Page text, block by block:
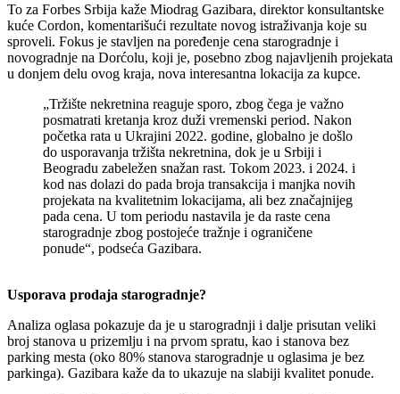
To za Forbes Srbija kaže Miodrag Gazibara, direktor konsultantske
kuće Cordon, komentarišući rezultate novog istraživanja koje su
sproveli. Fokus je stavljen na poređenje cena starogradnje i
novogradnje na Dorćolu, koji je, posebno zbog najavljenih projekata
u donjem delu ovog kraja, nova interesantna lokacija za kupce.
„Tržište nekretnina reaguje sporo, zbog čega je važno
posmatrati kretanja kroz duži vremenski period. Nakon
početka rata u Ukrajini 2022. godine, globalno je došlo
do usporavanja tržišta nekretnina, dok je u Srbiji i
Beogradu zabeležen snažan rast. Tokom 2023. i 2024. i
kod nas dolazi do pada broja transakcija i manjka novih
projekata na kvalitetnim lokacijama, ali bez značajnijeg
pada cena. U tom periodu nastavila je da raste cena
starogradnje zbog postojeće tražnje i ograničene
ponude“, podseća Gazibara.
Usporava prodaja starogradnje?
Analiza oglasa pokazuje da je u starogradnji i dalje prisutan veliki
broj stanova u prizemlju i na prvom spratu, kao i stanova bez
parking mesta (oko 80% stanova starogradnje u oglasima je bez
parkinga). Gazibara kaže da to ukazuje na slabiji kvalitet ponude.